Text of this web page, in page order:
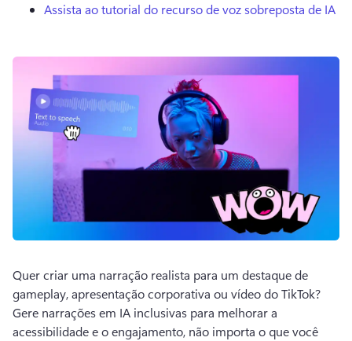
Assista ao tutorial do recurso de voz sobreposta de IA
Quer criar uma narração realista para um destaque de
Gere narrações em IA inclusivas para melhorar a
acessibilidade e o engajamento, não importa o que você